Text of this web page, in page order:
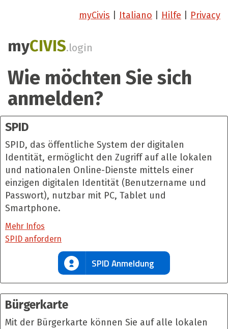
myCivis Italiano Hilfe Privacy
myCIVIS.login
Wie möchten Sie sich
anmelden?
SPID
SPID, das öffentliche System der digitalen
Identität, ermöglicht den Zugriff auf alle lokalen
und nationalen Online-Dienste mittels einer
einzigen digitalen Identität (Benutzername und
Passwort), nutzbar mit PC, Tablet und
Smartphone.
Mehr Infos
SPID anfordern
SPID Anmeldung
Bürgerkarte
Mit der Bürgerkarte können Sie auf alle lokalen